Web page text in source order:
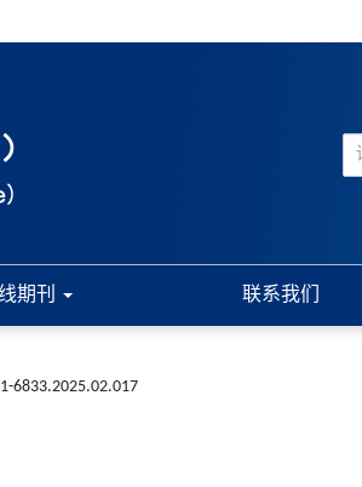
期刊 联系我们
6833.2025.02.017